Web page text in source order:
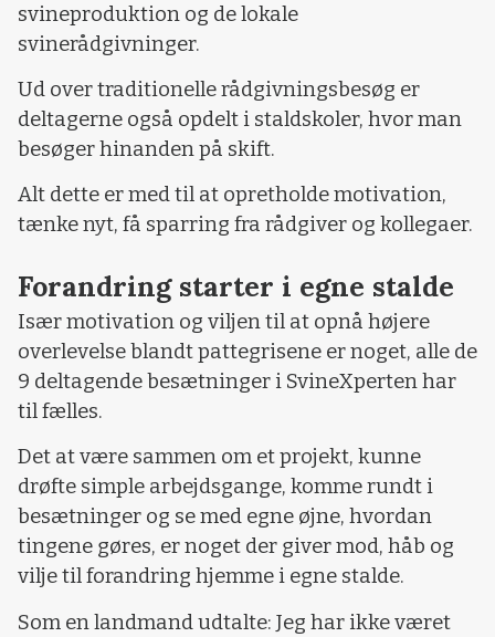
svineproduktion og de lokale
svinerådgivninger.
Ud over traditionelle rådgivningsbesøg er
deltagerne også opdelt i staldskoler, hvor man
besøger hinanden på skift.
Alt dette er med til at opretholde motivation,
tænke nyt, få sparring fra rådgiver og kollegaer.
Forandring starter i egne stalde
Især motivation og viljen til at opnå højere
overlevelse blandt pattegrisene er noget, alle de
9 deltagende besætninger i SvineXperten har
til fælles.
Det at være sammen om et projekt, kunne
drøfte simple arbejdsgange, komme rundt i
besætninger og se med egne øjne, hvordan
tingene gøres, er noget der giver mod, håb og
vilje til forandring hjemme i egne stalde.
Som en landmand udtalte: Jeg har ikke været